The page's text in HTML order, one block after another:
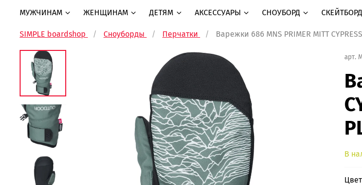
МУЖЧИНАМ ЖЕНЩИНАМ ДЕТЯМ АКСЕССУАРЫ СНОУБОРД СКЕЙТБОРД
SIMPLE boardshop Сноуборды Перчатки Варежки 686 MNS PRIMER MITT
арт.
В
цвет